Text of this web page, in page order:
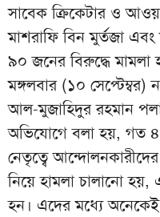
সাবেক ক্রিকেটার ও
মাশরাফি বিন মুর্তজা
৯০ জনের বিরুদ্ধে মামলা
মঙ্গলবার (১০
আল-মুজাহিদুর রহমান
অভিযোগে বলা হয়, গত
নেতৃত্বে আন্দোলনকারীদের
নিয়ে হামলা চালানো
হন। এদের মধ্যে